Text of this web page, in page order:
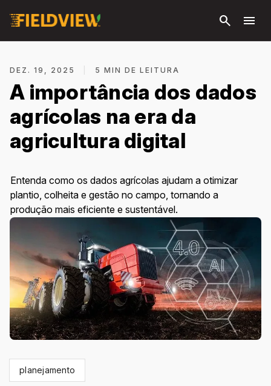
principal
search menu
DEZ. 19, 2025 5 MIN DE LEITURA
A importância dos dados
agrícolas na era da
agricultura digital
Entenda como os dados agrícolas ajudam a otimizar
plantio, colheita e gestão no campo, tornando a
produção mais eficiente e sustentável.
planejamento